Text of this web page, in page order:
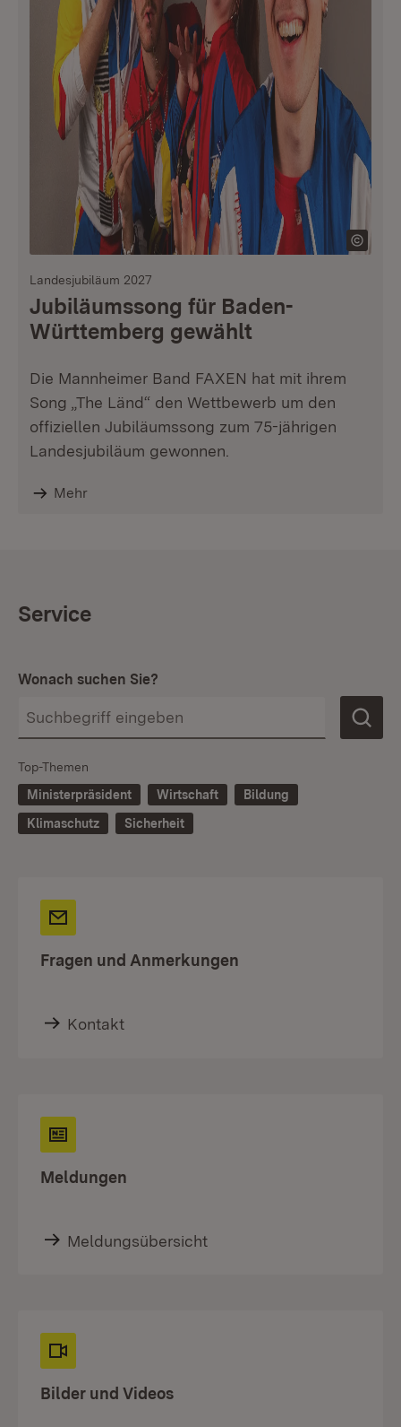
Landesjubiläum 2027
Jubiläumssong für Baden-
Württemberg gewählt
Die Mannheimer Band FAXEN hat mit ihrem
Song „The Länd“ den Wettbewerb um den
offiziellen Jubiläumssong zum 75-jährigen
Landesjubiläum gewonnen.
Mehr
Service
Wonach suchen Sie?
Top-Themen
Ministerpräsident
Wirtschaft
Bildung
Klimaschutz
Sicherheit
Fragen und Anmerkungen
Kontakt
Meldungen
Meldungsübersicht
Bilder und Videos